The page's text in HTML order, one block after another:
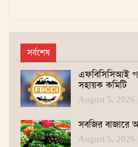
সর্বশেষ
এফবিসিসিআই
সহায়ক কমিটি
August 5,
সবজির বাজারে
August 5,